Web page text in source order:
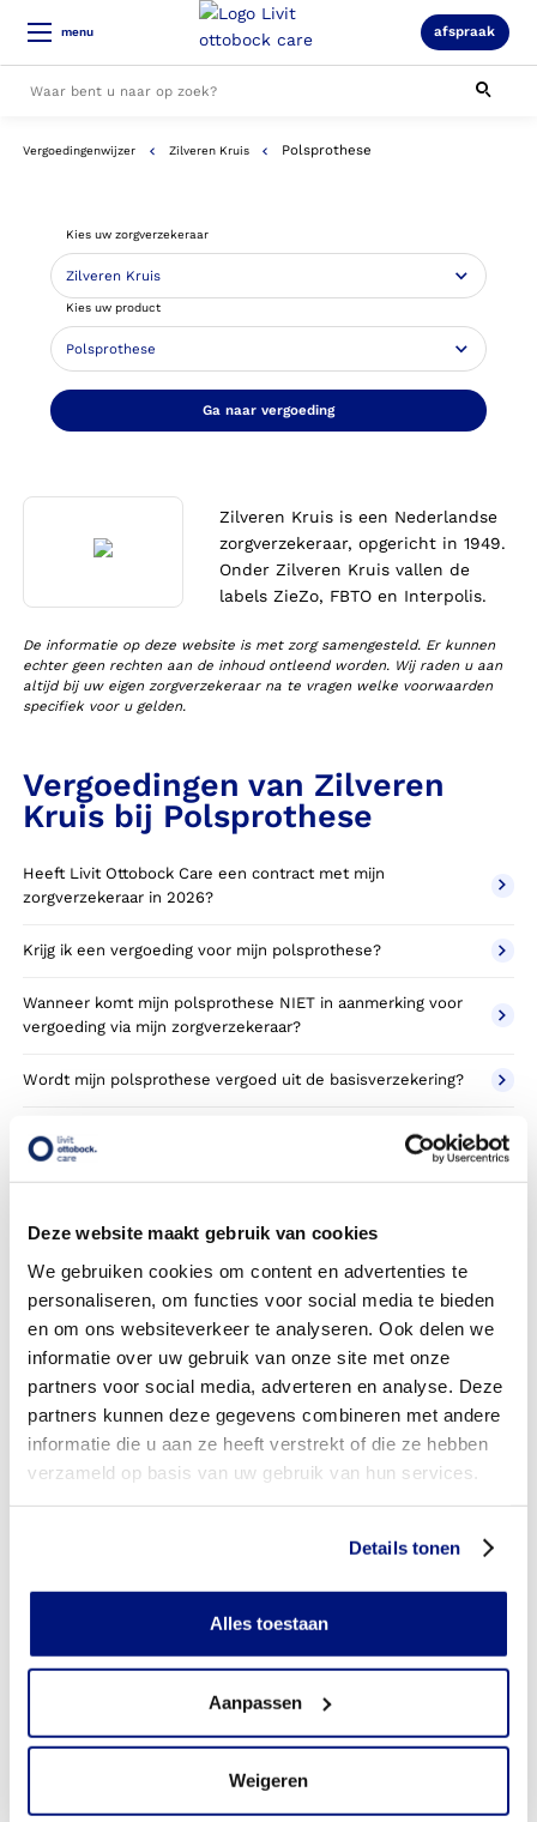
Deze website maakt gebruik van cookies
We gebruiken cookies om content en advertenties te
personaliseren, om functies voor social media te bieden
en om ons websiteverkeer te analyseren. Ook delen we
informatie over uw gebruik van onze site met onze
partners voor social media, adverteren en analyse. Deze
partners kunnen deze gegevens combineren met andere
informatie die u aan ze heeft verstrekt of die ze hebben
verzameld op basis van uw gebruik van hun services.
Details tonen
Alles toestaan
Aanpassen
Weigeren
menu afspraak
Alle resultaten
Vergoedingenwijzer Zilveren Kruis Polsprothese
Kies uw zorgverzekeraar
Kies uw product
Ga naar vergoeding
Zilveren Kruis is een Nederlandse
zorgverzekeraar, opgericht in 1949.
Onder Zilveren Kruis vallen de
labels ZieZo, FBTO en Interpolis.
De informatie op deze website is met zorg samengesteld. Er kunnen
echter geen rechten aan de inhoud ontleend worden. Wij raden u aan
altijd bij uw eigen zorgverzekeraar na te vragen welke voorwaarden
specifiek voor u gelden.
Vergoedingen van Zilveren
Kruis bij Polsprothese
Heeft Livit Ottobock Care een contract met mijn
zorgverzekeraar in 2026?
Krijg ik een vergoeding voor mijn polsprothese?
Wanneer komt mijn polsprothese NIET in aanmerking voor
vergoeding via mijn zorgverzekeraar?
Wordt mijn polsprothese vergoed uit de basisverzekering?
Wordt mijn polsprothese vergoed vanuit een aanvullende
verzekering?
Zijn er ook polsprothesen in confectie- of standaard
uitvoeringen?
Is de polsprothese mijn eigendom?
Wordt de polsprothese geleverd onder de bruikleen of
lease regeling van uw zorgverzekering?
Wanneer mag mijn polsprothese vervangen worden?
toestemming nodig van mijn zorgverzekeraar?
Kan ik een reserve polsprothese vergoed krijgen?
Wat valt er binnen de vergoeding van een polsprothese?
Wordt een polsprothese die ik gebruik voor sporten
Betaal ik een eigen bijdrage voor de polsprothese?